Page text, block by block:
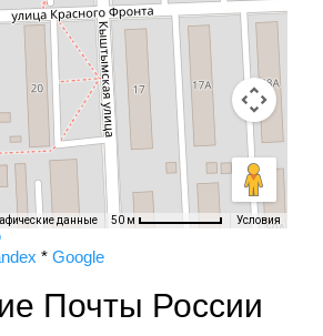
данные 50 м Условия
* Google
Почты России